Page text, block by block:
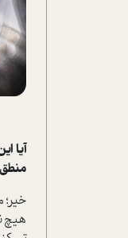
آیا
هیچ